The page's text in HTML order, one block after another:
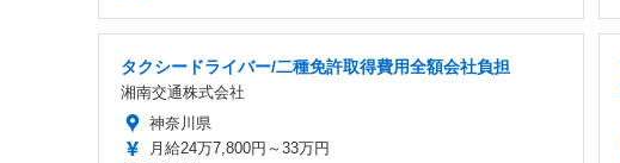
タクシードライバー/二種免許取得費用全額会社負担
湘南交通株式会社
神奈川県
月給24万7,800円～33万円